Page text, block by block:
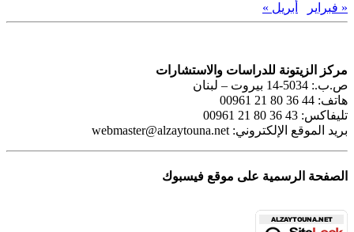
« فبراير
أبريل »
مركز الزيتونة للدراسات والاستشارات
ص.ب.: 5034-14 بيروت – لبنان
هاتف: 44 36 80 21 00961
تليفاكس: 43 36 80 21 00961
بريد الموقع الإلكتروني: webmaster@alzaytouna.net
الصفحة الرسمية على موقع فيسبوك